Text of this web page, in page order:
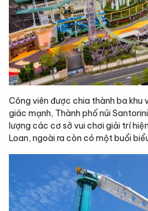
Công viên được chia thành ba khu
giác mạnh, Thành phố núi
lượng các cơ sở vui chơi giải trí
Loan, ngoài ra còn có một buổi